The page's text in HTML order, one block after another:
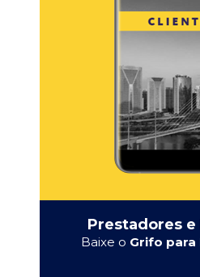
Prestadores e
Baixe o Grifo